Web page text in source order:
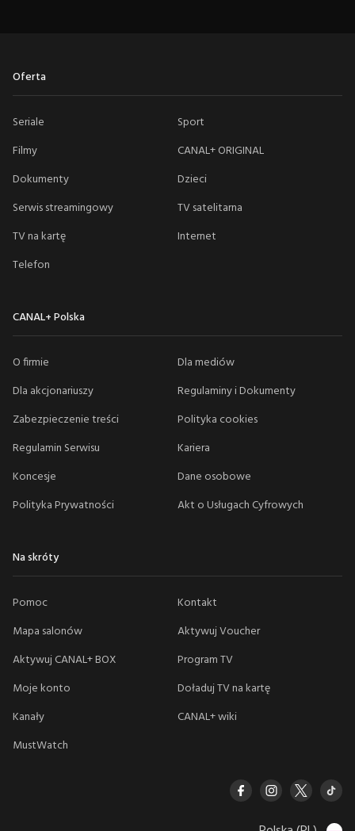
Oferta
Seriale
Sport
Filmy
CANAL+ ORIGINAL
Dokumenty
Dzieci
Serwis streamingowy
TV satelitarna
TV na kartę
Internet
Telefon
CANAL+ Polska
O firmie
Dla mediów
Dla akcjonariuszy
Regulaminy i Dokumenty
Zabezpieczenie treści
Polityka cookies
Regulamin Serwisu
Kariera
Koncesje
Dane osobowe
Polityka Prywatności
Akt o Usługach Cyfrowych
Na skróty
Pomoc
Kontakt
Mapa salonów
Aktywuj Voucher
Aktywuj CANAL+ BOX
Program TV
Moje konto
Doładuj TV na kartę
Kanały
CANAL+ wiki
MustWatch